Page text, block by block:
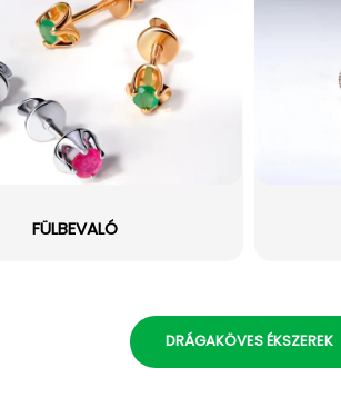
FÜLBEVALÓ
DRÁGAKÖVES ÉKSZEREK